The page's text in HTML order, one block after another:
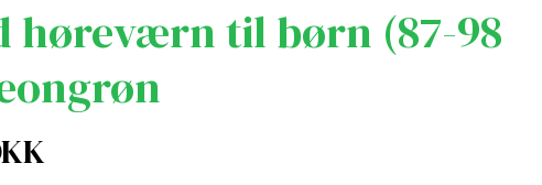
høreværn til børn (87-98